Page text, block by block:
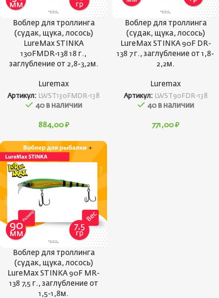
Воблер для троллинга
(судак, щука, лосось)
LureMax STINKA
130FMDR-138 18 г.,
заглубление от 2,8-3,2м.
Luremax
Артикул: LWST130FMDR-138
40 в наличии
884,00 ₽
Воблер для троллинга
(судак, щука, лосось)
LureMax STINKA 90F DR-
138 7 г., заглубление от 1,8-
2,2м.
Luremax
Артикул: LWST90FDR-138
40 в наличии
771,00 ₽
Воблер для троллинга
(судак, щука, лосось)
LureMax STINKA 90F MR-
138 7,5 г., заглубление от
1,5-1,8м.